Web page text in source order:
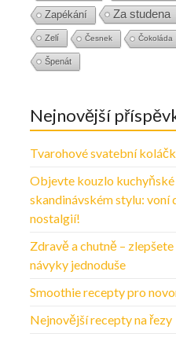
Zapékání
Za studena
Zelí Česnek Čokoláda
Špenát
Nejnovější
Tvarohové svatební
Objevte kouzlo
skandinávském stylu: voní
nostalgií!
Zdravě a chutně –
návyky jednoduše
Smoothie recepty pro
Nejnovější recepty na řezy